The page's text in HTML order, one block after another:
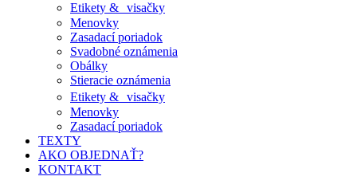
Etikety & visačky
Menovky
Zasadací poriadok
Svadobné oznámenia
Obálky
Stieracie oznámenia
Etikety & visačky
Menovky
Zasadací poriadok
TEXTY
AKO OBJEDNAŤ?
KONTAKT